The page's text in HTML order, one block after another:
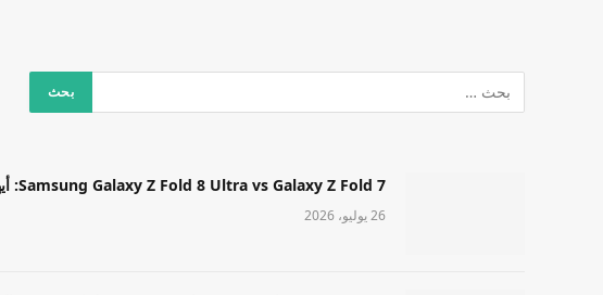
Samsung Galaxy Z Fold 8 Ultra vs Galaxy Z Fold 7: أيهما مميز قابل للطي يوفر قيمة أفضل
26 يوليو، 2026